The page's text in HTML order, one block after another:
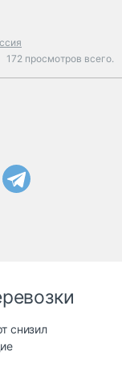
172 просмотров всего.
снизил